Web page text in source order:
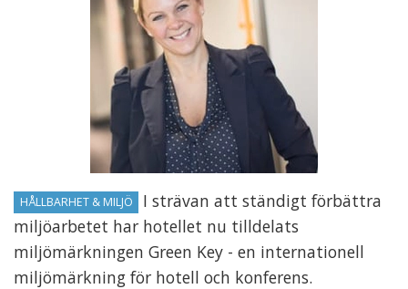
HÅLLBARHET & MILJÖ
I strävan att ständigt förbättra
miljöarbetet har hotellet nu tilldelats
miljömärkningen Green Key - en internationell
miljömärkning för hotell och konferens.